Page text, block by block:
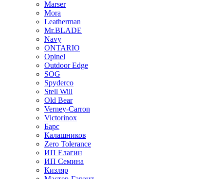
Marser
Mora
Leatherman
Mr.BLADE
Navy
ONTARIO
Opinel
Outdoor Edge
SOG
Spyderco
Stell Will
Old Bear
Verney-Carron
Victorinox
Барс
Калашников
Zero Tolerance
ИП Елагин
ИП Семина
Кизляр